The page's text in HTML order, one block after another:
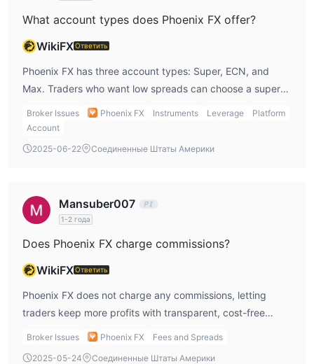
Минимальный депозит составляет
принимает Mastercard, Neteller, Skrill, Sticpay, Lipi, Visa и т. д.
для депозита и вывода средств. Однако время обработки
перевода и связанные с ним комиссии неизвестны.
What account types does Phoenix FX offer?
WikiFXОтветить
Phoenix FX has three account types: Super, ECN, and
Max. Traders who want low spreads can choose a super
Broker Issues Phoenix FX Instruments Leverage
Platform
Account
2025-06-22
Соединенные Штаты Америки
Mansuber007
1-2 года
Does Phoenix FX charge commissions?
WikiFXОтветить
Phoenix FX does not charge any commissions, letting
traders keep more profits with transparent, cost-free
transactions across all trading instruments.
Broker Issues Phoenix FX
Fees and Spreads
2025-05-24
Соединенные Штаты Америки